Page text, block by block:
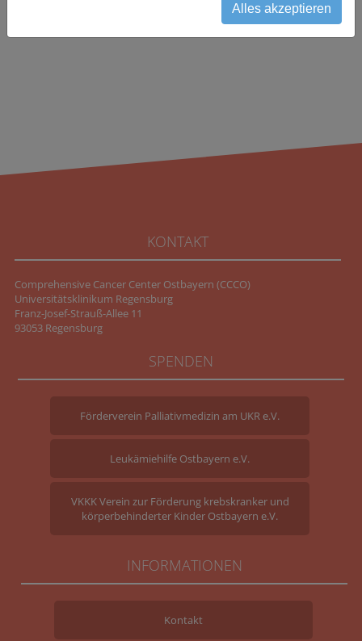
KONTAKT
Comprehensive Cancer Center Ostbayern (CCCO)
Universitätsklinikum Regensburg
Franz-Josef-Strauß-Allee 11
93053 Regensburg
SPENDEN
Förderverein Palliativmedizin am UKR e.V.
Leukämiehilfe Ostbayern e.V.
VKKK Verein zur Förderung krebskranker und
körperbehinderter Kinder Ostbayern e.V.
INFORMATIONEN
Kontakt
Alles akzeptieren